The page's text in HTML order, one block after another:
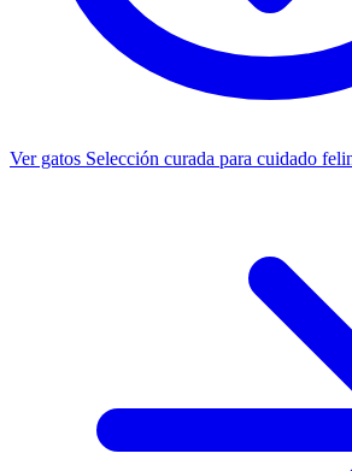
Ver gatos Selección curada para cuidado